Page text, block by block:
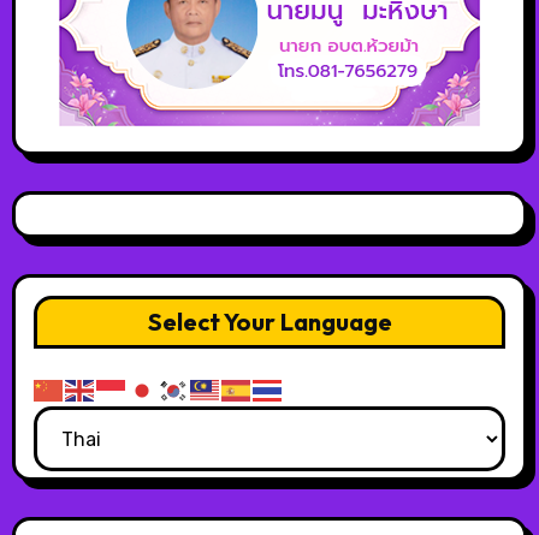
Select Your Language